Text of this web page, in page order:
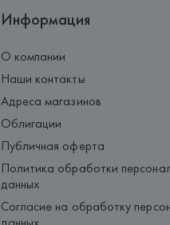
Информация
О компании
Наши контакты
Адреса магазинов
Облигации
Публичная оферта
Политика обработки
данных
Согласие на обработку